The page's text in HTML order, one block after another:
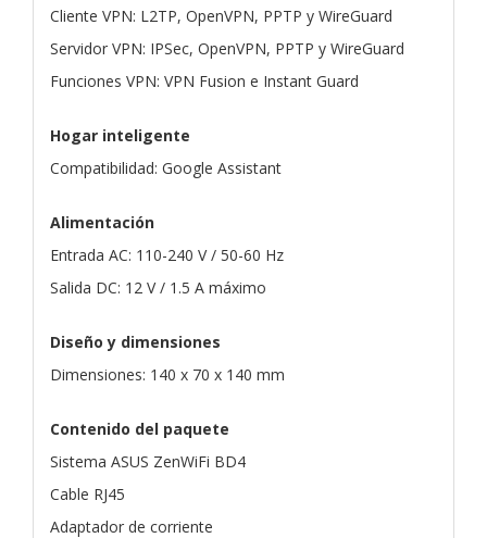
Cliente VPN: L2TP, OpenVPN, PPTP y WireGuard
Servidor VPN: IPSec, OpenVPN, PPTP y WireGuard
Funciones VPN: VPN Fusion e Instant Guard
Hogar inteligente
Compatibilidad: Google Assistant
Alimentación
Entrada AC: 110-240 V / 50-60 Hz
Salida DC: 12 V / 1.5 A máximo
Diseño y dimensiones
Dimensiones: 140 x 70 x 140 mm
Contenido del paquete
Sistema ASUS ZenWiFi BD4
Cable RJ45
Adaptador de corriente